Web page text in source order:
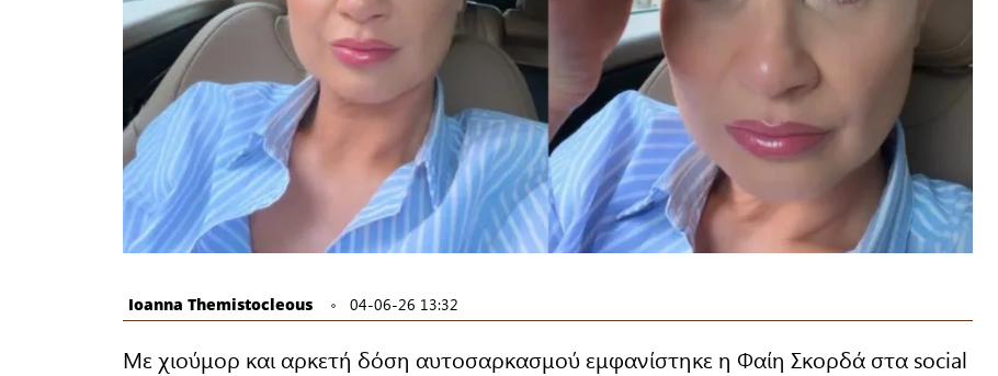
Ioanna Themistocleous 04-06-26 13:32
Με χιούμορ και αρκετή δόση αυτοσαρκασμού εμφανίστηκε η Φαίη Σκορδά στα social